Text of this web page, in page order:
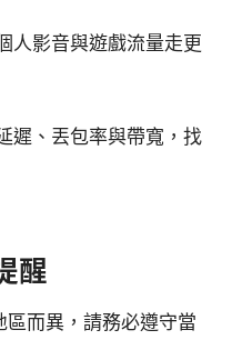
人影音與遊戲流量走更
遲、丟包率與帶寬，找
醒
而異，請務必遵守當